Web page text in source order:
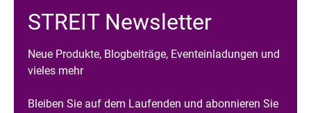
STREIT Newsletter
Neue Produkte, Blogbeiträge, Eventeinladungen und
vieles mehr
Bleiben Sie auf dem Laufenden und abonnieren Sie